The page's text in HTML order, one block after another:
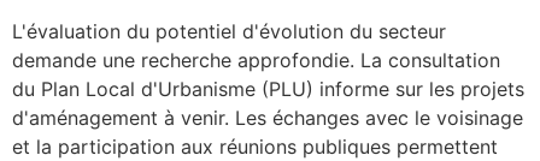
L'évaluation du potentiel d'évolution du secteur
demande une recherche approfondie. La consultation
du Plan Local d'Urbanisme (PLU) informe sur les projets
d'aménagement à venir. Les échanges avec le voisinage
et la participation aux réunions publiques permettent